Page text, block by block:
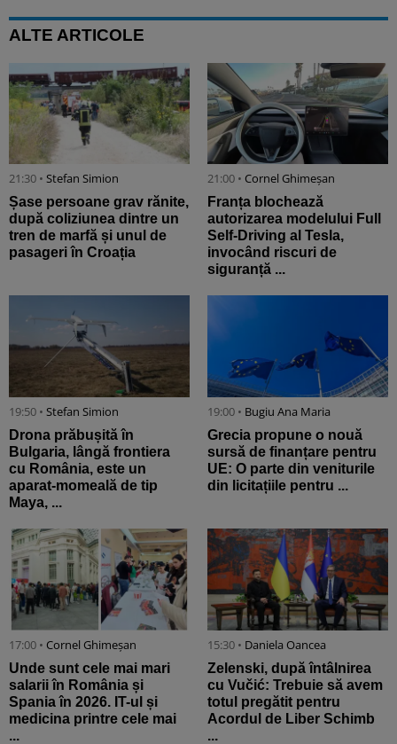
ALTE ARTICOLE
21:30 • Stefan Simion
Șase persoane grav rănite,
după coliziunea dintre un
tren de marfă și unul de
pasageri în Croația
21:00 • Cornel Ghimeșan
Franța blochează
autorizarea modelului Full
Self-Driving al Tesla,
invocând riscuri de
siguranță ...
19:50 • Stefan Simion
Drona prăbușită în
Bulgaria, lângă frontiera
cu România, este un
aparat-momeală de tip
Maya, ...
19:00 • Bugiu ⁠Ana Maria
Grecia propune o nouă
sursă de finanțare pentru
UE: O parte din veniturile
din licitațiile pentru ...
17:00 • Cornel Ghimeșan
Unde sunt cele mai mari
salarii în România și
Spania în 2026. IT-ul și
medicina printre cele mai
...
15:30 • Daniela Oancea
Zelenski, după întâlnirea
cu Vučić: Trebuie să avem
totul pregătit pentru
Acordul de Liber Schimb
...